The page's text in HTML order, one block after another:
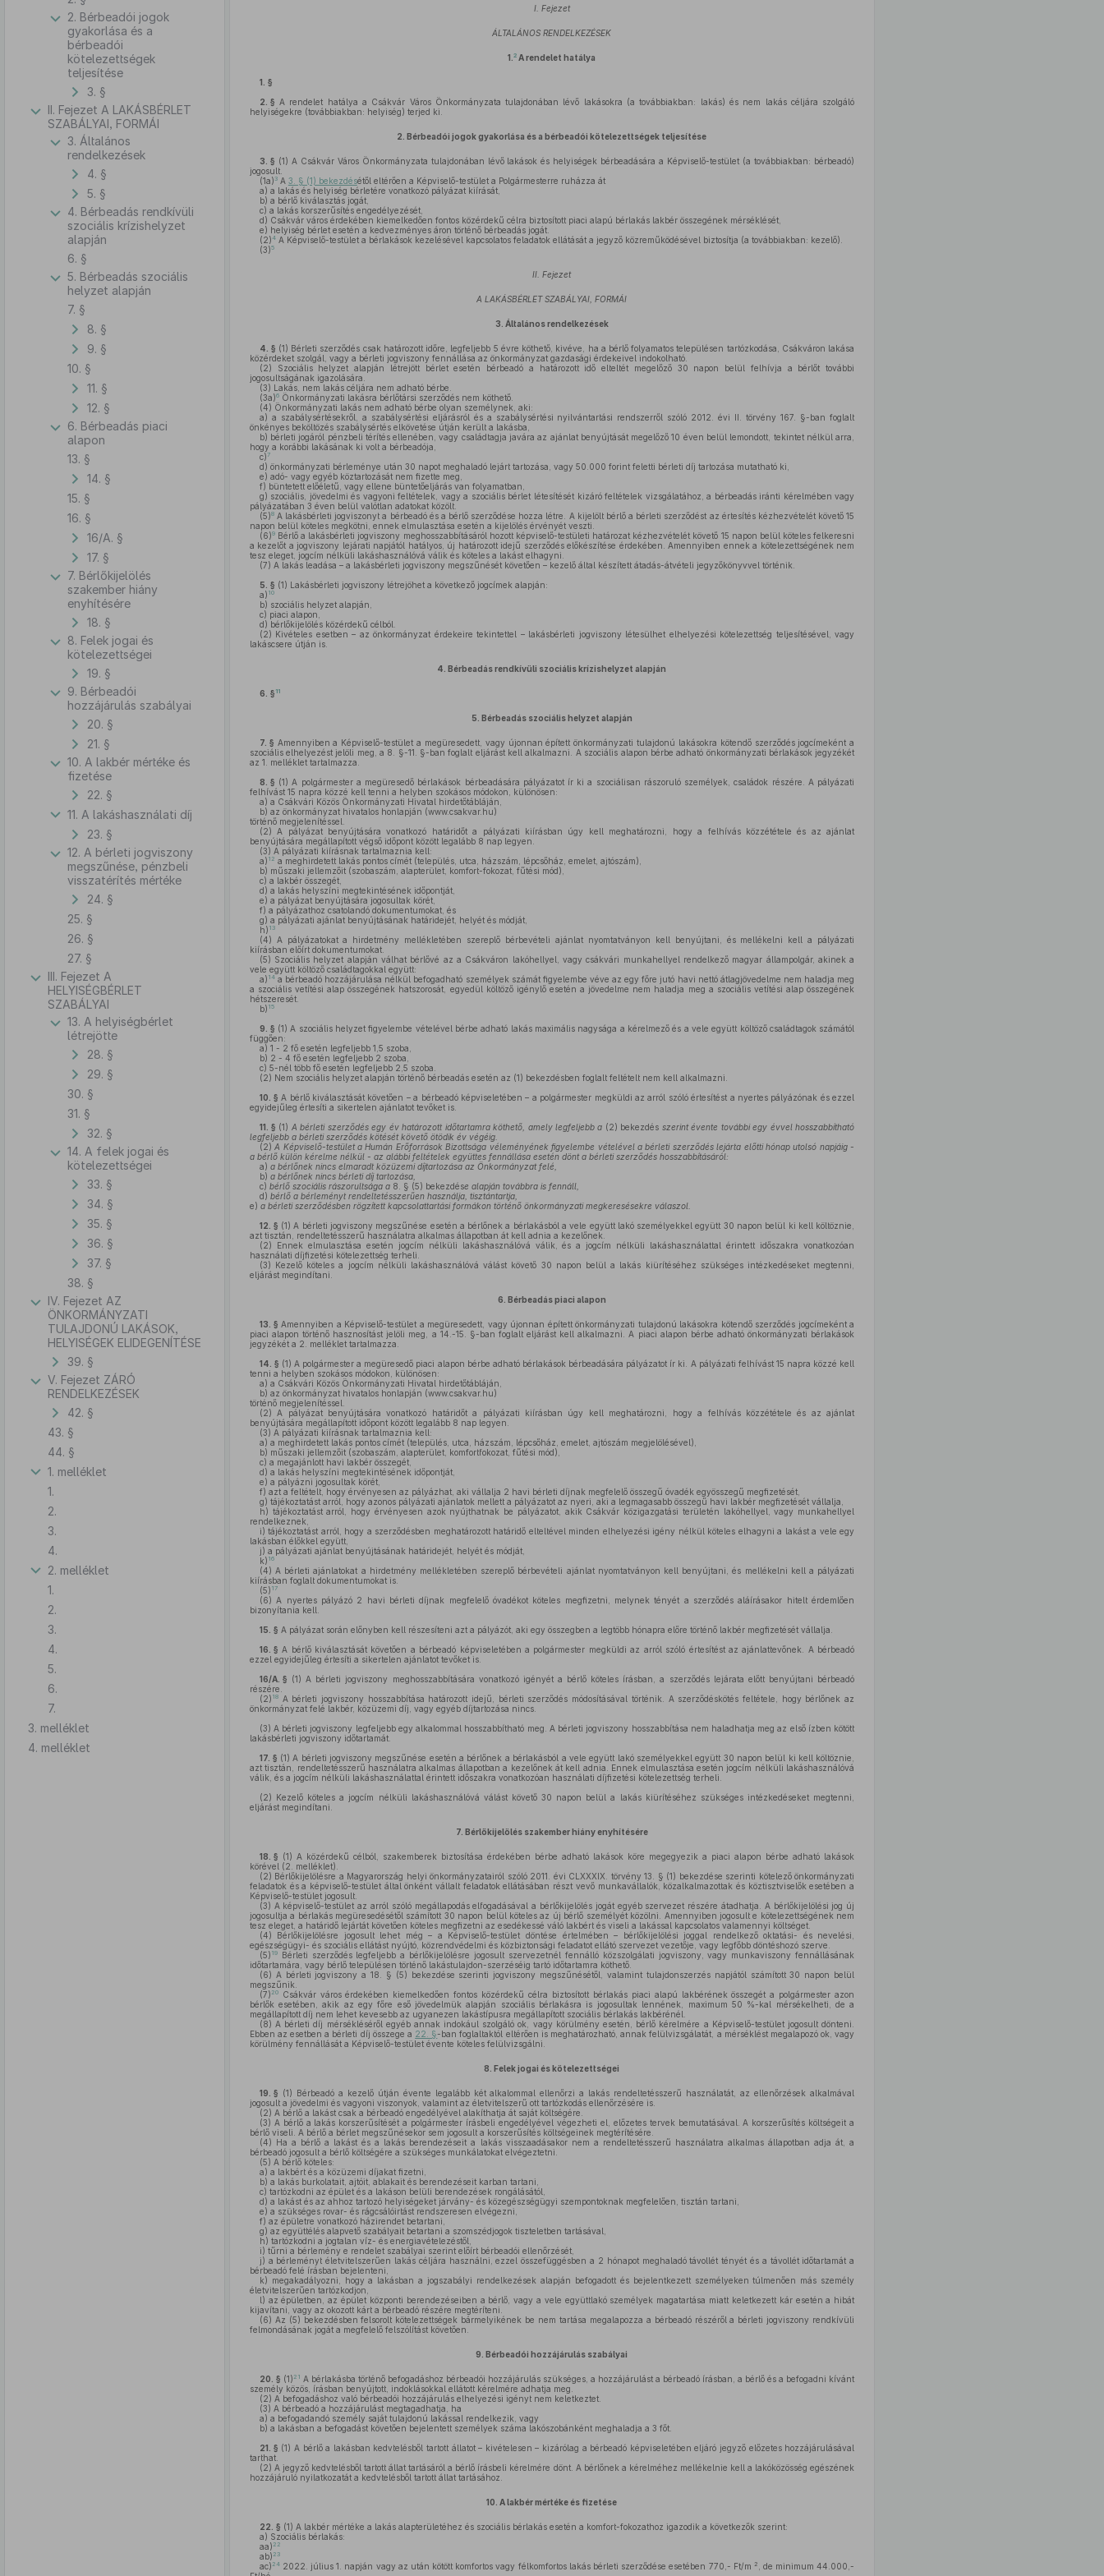
2. Bérbeadói jogok
gyakorlása és a
bérbeadói
kötelezettségek
teljesítése
3. §
II. Fejezet A LAKÁSBÉRLET
SZABÁLYAI, FORMÁI
3. Általános
rendelkezések
4. §
5. §
4. Bérbeadás rendkívüli
szociális krízishelyzet
alapján
6. §
5. Bérbeadás szociális
helyzet alapján
7. §
8. §
9. §
10. §
11. §
12. §
6. Bérbeadás piaci
alapon
13. §
14. §
15. §
16. §
16/A. §
17. §
7. Bérlőkijelölés
szakember hiány
enyhítésére
18. §
8. Felek jogai és
kötelezettségei
19. §
9. Bérbeadói
hozzájárulás szabályai
20. §
21. §
10. A lakbér mértéke és
fizetése
22. §
11. A lakáshasználati díj
23. §
12. A bérleti jogviszony
megszűnése, pénzbeli
visszatérítés mértéke
24. §
25. §
26. §
27. §
III. Fejezet A
HELYISÉGBÉRLET
SZABÁLYAI
13. A helyiségbérlet
létrejötte
28. §
29. §
30. §
31. §
32. §
14. A felek jogai és
kötelezettségei
33. §
34. §
35. §
36. §
37. §
38. §
IV. Fejezet AZ
ÖNKORMÁNYZATI
TULAJDONÚ LAKÁSOK,
HELYISÉGEK ELIDEGENÍTÉSE
39. §
V. Fejezet ZÁRÓ
RENDELKEZÉSEK
42. §
43. §
44. §
1. melléklet
1.
2.
3.
4.
2. melléklet
1.
2.
3.
4.
5.
6.
7.
3. melléklet
4. melléklet
I. Fejezet
ÁLTALÁNOS RENDELKEZÉSEK
1.2 A rendelet hatálya
1. §
2. § A rendelet hatálya a Csákvár Város Önkormányzata tulajdonában lévő lakásokra (a továbbiakban: lakás) és nem lakás céljára szolgáló
helyiségekre (továbbiakban: helyiség) terjed ki.
2. Bérbeadói jogok gyakorlása és a bérbeadói kötelezettségek teljesítése
3. § (1) A Csákvár Város Önkormányzata tulajdonában lévő lakások és helyiségek bérbeadására a Képviselő-testület (a továbbiakban: bérbeadó)
jogosult.
(1a) 3A 3. § (1) bekezdésétől eltérően a Képviselő-testület a Polgármesterre ruházza át
a) a lakás és helyiség bérletére vonatkozó pályázat kiírását,
b) a bérlő kiválasztás jogát,
c) a lakás korszerűsítés engedélyezését,
d) Csákvár város érdekében kiemelkedően fontos közérdekű célra biztosított piaci alapú bérlakás lakbér összegének mérséklését,
e) helyiség bérlet esetén a kedvezményes áron történő bérbeadás jogát.
(2)4A Képviselő-testület a bérlakások kezelésével kapcsolatos feladatok ellátását a jegyző közreműködésével biztosítja (a továbbiakban: kezelő).
(3)5
II. Fejezet
A LAKÁSBÉRLET SZABÁLYAI, FORMÁI
3. Általános rendelkezések
4. § (1) Bérleti szerződés csak határozott időre, legfeljebb 5 évre köthető, kivéve, ha a bérlő folyamatos településen tartózkodása, Csákváron lakása
közérdeket szolgál, vagy a bérleti jogviszony fennállása az önkormányzat gazdasági érdekeivel indokolható.
(2) Szociális helyzet alapján létrejött bérlet esetén bérbeadó a határozott idő elteltét megelőző 30 napon belül felhívja a bérlőt további
jogosultságának igazolására.
(3) Lakás, nem lakás céljára nem adható bérbe.
(3a)6Önkormányzati lakásra bérlőtársi szerződés nem köthető.
(4) Önkormányzati lakás nem adható bérbe olyan személynek, aki:
a) a szabálysértésekről, a szabálysértési eljárásról és a szabálysértési nyilvántartási rendszerről szóló 2012. évi II. törvény 167. §-ban foglalt
önkényes beköltözés szabálysértés elkövetése útján került a lakásba,
b) bérleti jogáról pénzbeli térítés ellenében, vagy családtagja javára az ajánlat benyújtását megelőző 10 éven belül lemondott, tekintet nélkül arra,
hogy a korábbi lakásának ki volt a bérbeadója,
c)7
d) önkormányzati bérleménye után 30 napot meghaladó lejárt tartozása, vagy 50.000 forint feletti bérleti díj tartozása mutatható ki,
e) adó- vagy egyéb köztartozását nem fizette meg,
f) büntetett előéletű, vagy ellene büntetőeljárás van folyamatban,
g) szociális, jövedelmi és vagyoni feltételek, vagy a szociális bérlet létesítését kizáró feltételek vizsgálatához, a bérbeadás iránti kérelmében vagy
pályázatában 3 éven belül valótlan adatokat közölt.
(5)8A lakásbérleti jogviszonyt a bérbeadó és a bérlő szerződése hozza létre. A kijelölt bérlő a bérleti szerződést az értesítés kézhezvételét követő 15
napon belül köteles megkötni, ennek elmulasztása esetén a kijelölés érvényét veszti.
(6)9Bérlő a lakásbérleti jogviszony meghosszabbításáról hozott képviselő-testületi határozat kézhezvételét követő 15 napon belül köteles felkeresni
a kezelőt a jogviszony lejárati napjától hatályos, új határozott idejű szerződés előkészítése érdekében. Amennyiben ennek a kötelezettségének nem
tesz eleget, jogcím nélküli lakáshasználóvá válik és köteles a lakást elhagyni.
(7) A lakás leadása – a lakásbérleti jogviszony megszűnését követően – kezelő által készített átadás-átvételi jegyzőkönyvvel történik.
5. § (1) Lakásbérleti jogviszony létrejöhet a következő jogcímek alapján:
a) 10
b) szociális helyzet alapján,
c) piaci alapon,
d) bérlőkijelölés közérdekű célból.
(2) Kivételes esetben – az önkormányzat érdekeire tekintettel – lakásbérleti jogviszony létesülhet elhelyezési kötelezettség teljesítésével, vagy
lakáscsere útján is.
4. Bérbeadás rendkívüli szociális krízishelyzet alapján
6. § 11
5. Bérbeadás szociális helyzet alapján
7. § Amennyiben a Képviselő-testület a megüresedett, vagy újonnan épített önkormányzati tulajdonú lakásokra kötendő szerződés jogcímeként a
szociális elhelyezést jelöli meg, a 8. §-11. §-ban foglalt eljárást kell alkalmazni. A szociális alapon bérbe adható önkormányzati bérlakások jegyzékét
az 1. melléklet tartalmazza.
8. § (1) A polgármester a megüresedő bérlakások bérbeadására pályázatot ír ki a szociálisan rászoruló személyek, családok részére. A pályázati
felhívást 15 napra közzé kell tenni a helyben szokásos módokon, különösen:
a) a Csákvári Közös Önkormányzati Hivatal hirdetőtábláján,
b) az önkormányzat hivatalos honlapján (www.csakvar.hu)
történő megjelenítéssel.
(2) A pályázat benyújtására vonatkozó határidőt a pályázati kiírásban úgy kell meghatározni, hogy a felhívás közzététele és az ajánlat
benyújtására megállapított végső időpont között legalább 8 nap legyen.
(3) A pályázati kiírásnak tartalmaznia kell:
a) 12 a meghirdetett lakás pontos címét (település, utca, házszám, lépcsőház, emelet, ajtószám),
b) műszaki jellemzőit (szobaszám, alapterület, komfort-fokozat, fűtési mód),
c) a lakbér összegét,
d) a lakás helyszíni megtekintésének időpontját,
e) a pályázat benyújtására jogosultak körét,
f) a pályázathoz csatolandó dokumentumokat, és
g) a pályázati ajánlat benyújtásának határidejét, helyét és módját,
h) 13
(4) A pályázatokat a hirdetmény mellékletében szereplő bérbevételi ajánlat nyomtatványon kell benyújtani, és mellékelni kell a pályázati
kiírásban előírt dokumentumokat.
(5) Szociális helyzet alapján válhat bérlővé az a Csákváron lakóhellyel, vagy csákvári munkahellyel rendelkező magyar állampolgár, akinek a
vele együtt költöző családtagokkal együtt:
a) 14a bérbeadó hozzájárulása nélkül befogadható személyek számát figyelembe véve az egy főre jutó havi nettó átlagjövedelme nem haladja meg
a szociális vetítési alap összegének hatszorosát, egyedül költöző igénylő esetén a jövedelme nem haladja meg a szociális vetítési alap összegének
hétszeresét.
b) 15
9. § (1) A szociális helyzet figyelembe vételével bérbe adható lakás maximális nagysága a kérelmező és a vele együtt költöző családtagok számától
függően:
a) 1 - 2 fő esetén legfeljebb 1,5 szoba,
b) 2 - 4 fő esetén legfeljebb 2 szoba,
c) 5-nél több fő esetén legfeljebb 2,5 szoba.
(2) Nem szociális helyzet alapján történő bérbeadás esetén az (1) bekezdésben foglalt feltételt nem kell alkalmazni.
10. § A bérlő kiválasztását követően – a bérbeadó képviseletében – a polgármester megküldi az arról szóló értesítést a nyertes pályázónak és ezzel
egyidejűleg értesíti a sikertelen ajánlatot tevőket is.
11. § (1) A bérleti szerződés egy év határozott időtartamra köthető, amely legfeljebb a (2) bekezdés szerint évente további egy évvel hosszabbítható
legfeljebb a bérleti szerződés kötését követő ötödik év végéig.
(2) A Képviselő-testület a Humán Erőforrások Bizottsága véleményének figyelembe vételével a bérleti szerződés lejárta előtti hónap utolsó napjáig -
a bérlő külön kérelme nélkül - az alábbi feltételek együttes fennállása esetén dönt a bérleti szerződés hosszabbításáról:
a) a bérlőnek nincs elmaradt közüzemi díjtartozása az Önkormányzat felé,
b) a bérlőnek nincs bérleti díj tartozása,
c) bérlő szociális rászorultsága a 8. § (5) bekezdése alapján továbbra is fennáll,
d) bérlő a bérleményt rendeltetésszerűen használja, tisztántartja,
e) a bérleti szerződésben rögzített kapcsolattartási formákon történő önkormányzati megkeresésekre válaszol.
12. § (1) A bérleti jogviszony megszűnése esetén a bérlőnek a bérlakásból a vele együtt lakó személyekkel együtt 30 napon belül ki kell költöznie,
azt tisztán, rendeltetésszerű használatra alkalmas állapotban át kell adnia a kezelőnek.
(2) Ennek elmulasztása esetén jogcím nélküli lakáshasználóvá válik, és a jogcím nélküli lakáshasználattal érintett időszakra vonatkozóan
használati díjfizetési kötelezettség terheli.
(3) Kezelő köteles a jogcím nélküli lakáshasználóvá válást követő 30 napon belül a lakás kiürítéséhez szükséges intézkedéseket megtenni,
eljárást megindítani.
6. Bérbeadás piaci alapon
13. § Amennyiben a Képviselő-testület a megüresedett, vagy újonnan épített önkormányzati tulajdonú lakásokra kötendő szerződés jogcímeként a
piaci alapon történő hasznosítást jelöli meg, a 14.-15. §-ban foglalt eljárást kell alkalmazni. A piaci alapon bérbe adható önkormányzati bérlakások
jegyzékét a 2. melléklet tartalmazza.
14. § (1) A polgármester a megüresedő piaci alapon bérbe adható bérlakások bérbeadására pályázatot ír ki. A pályázati felhívást 15 napra közzé kell
tenni a helyben szokásos módokon, különösen:
a) a Csákvári Közös Önkormányzati Hivatal hirdetőtábláján,
b) az önkormányzat hivatalos honlapján (www.csakvar.hu)
történő megjelenítéssel.
(2) A pályázat benyújtására vonatkozó határidőt a pályázati kiírásban úgy kell meghatározni, hogy a felhívás közzététele és az ajánlat
benyújtására megállapított időpont között legalább 8 nap legyen.
(3) A pályázati kiírásnak tartalmaznia kell:
a) a meghirdetett lakás pontos címét (település, utca, házszám, lépcsőház, emelet, ajtószám megjelölésével),
b) műszaki jellemzőit (szobaszám, alapterület, komfortfokozat, fűtési mód),
c) a megajánlott havi lakbér összegét,
d) a lakás helyszíni megtekintésének időpontját,
e) a pályázni jogosultak körét,
f) azt a feltételt, hogy érvényesen az pályázhat, aki vállalja 2 havi bérleti díjnak megfelelő összegű óvadék egyösszegű megfizetését,
g) tájékoztatást arról, hogy azonos pályázati ajánlatok mellett a pályázatot az nyeri, aki a legmagasabb összegű havi lakbér megfizetését vállalja,
h) tájékoztatást arról, hogy érvényesen azok nyújthatnak be pályázatot, akik Csákvár közigazgatási területén lakóhellyel, vagy munkahellyel
rendelkeznek,
i) tájékoztatást arról, hogy a szerződésben meghatározott határidő elteltével minden elhelyezési igény nélkül köteles elhagyni a lakást a vele egy
lakásban élőkkel együtt,
j) a pályázati ajánlat benyújtásának határidejét, helyét és módját,
k) 16
(4) A bérleti ajánlatokat a hirdetmény mellékletében szereplő bérbevételi ajánlat nyomtatványon kell benyújtani, és mellékelni kell a pályázati
kiírásban foglalt dokumentumokat is.
(5) 17
(6) A nyertes pályázó 2 havi bérleti díjnak megfelelő óvadékot köteles megfizetni, melynek tényét a szerződés aláírásakor hitelt érdemlően
bizonyítania kell.
15. § A pályázat során előnyben kell részesíteni azt a pályázót, aki egy összegben a legtöbb hónapra előre történő lakbér megfizetését vállalja.
16. § A bérlő kiválasztását követően a bérbeadó képviseletében a polgármester megküldi az arról szóló értesítést az ajánlattevőnek. A bérbeadó
ezzel egyidejűleg értesíti a sikertelen ajánlatot tevőket is.
16/A. § (1) A bérleti jogviszony meghosszabbítására vonatkozó igényét a bérlő köteles írásban, a szerződés lejárata előtt benyújtani bérbeadó
részére.
(2) 18A bérleti jogviszony hosszabbítása határozott idejű, bérleti szerződés módosításával történik. A szerződéskötés feltétele, hogy bérlőnek az
önkormányzat felé lakbér, közüzemi díj, vagy egyéb díjtartozása nincs.
(3) A bérleti jogviszony legfeljebb egy alkalommal hosszabbítható meg. A bérleti jogviszony hosszabbítása nem haladhatja meg az első ízben kötött
lakásbérleti jogviszony időtartamát.
17. § (1) A bérleti jogviszony megszűnése esetén a bérlőnek a bérlakásból a vele együtt lakó személyekkel együtt 30 napon belül ki kell költöznie,
azt tisztán, rendeltetésszerű használatra alkalmas állapotban a kezelőnek át kell adnia. Ennek elmulasztása esetén jogcím nélküli lakáshasználóvá
válik, és a jogcím nélküli lakáshasználattal érintett időszakra vonatkozóan használati díjfizetési kötelezettség terheli.
(2) Kezelő köteles a jogcím nélküli lakáshasználóvá válást követő 30 napon belül a lakás kiürítéséhez szükséges intézkedéseket megtenni,
eljárást megindítani.
7. Bérlőkijelölés szakember hiány enyhítésére
18. § (1) A közérdekű célból, szakemberek biztosítása érdekében bérbe adható lakások köre megegyezik a piaci alapon bérbe adható lakások
körével (2. melléklet).
(2) Bérlőkijelölésre a Magyarország helyi önkormányzatairól szóló 2011. évi CLXXXIX. törvény 13. § (1) bekezdése szerinti kötelező önkormányzati
feladatok és a képviselő-testület által önként vállalt feladatok ellátásában részt vevő munkavállalók, közalkalmazottak és köztisztviselők esetében a
Képviselő-testület jogosult.
(3) A képviselő-testület az arról szóló megállapodás elfogadásával a bérlőkijelölés jogát egyéb szervezet részére átadhatja. A bérlőkijelölési jog új
jogosultja a bérlakás megüresedésétől számított 30 napon belül köteles az új bérlő személyét közölni. Amennyiben jogosult e kötelezettségének nem
tesz eleget, a határidő lejártát követően köteles megfizetni az esedékessé váló lakbért és viseli a lakással kapcsolatos valamennyi költséget.
(4) Bérlőkijelölésre jogosult lehet még – a Képviselő-testület döntése értelmében – bérlőkijelölési joggal rendelkező oktatási- és nevelési,
egészségügyi- és szociális ellátást nyújtó, közrendvédelmi és közbiztonsági feladatot ellátó szervezet vezetője, vagy legfőbb döntéshozó szerve.
(5) 19Bérleti szerződés legfeljebb a bérlőkijelölésre jogosult szervezetnél fennálló közszolgálati jogviszony, vagy munkaviszony fennállásának
időtartamára, vagy bérlő településen történő lakástulajdon-szerzéséig tartó időtartamra köthető.
(6) A bérleti jogviszony a 18. § (5) bekezdése szerinti jogviszony megszűnésétől, valamint tulajdonszerzés napjától számított 30 napon belül
megszűnik.
(7) 20Csákvár város érdekében kiemelkedően fontos közérdekű célra biztosított bérlakás piaci alapú lakbérének összegét a polgármester azon
bérlők esetében, akik az egy főre eső jövedelmük alapján szociális bérlakásra is jogosultak lennének, maximum 50 %-kal mérsékelheti, de a
megállapított díj nem lehet kevesebb az ugyanezen lakástípusra megállapított szociális bérlakás lakbérénél.
(8) A bérleti díj mérsékléséről egyéb annak indokául szolgáló ok, vagy körülmény esetén, bérlő kérelmére a Képviselő-testület jogosult dönteni.
Ebben az esetben a bérleti díj összege a 22. §-ban foglaltaktól eltérően is meghatározható, annak felülvizsgálatát, a mérséklést megalapozó ok, vagy
körülmény fennállását a Képviselő-testület évente köteles felülvizsgálni.
8. Felek jogai és kötelezettségei
19. § (1) Bérbeadó a kezelő útján évente legalább két alkalommal ellenőrzi a lakás rendeltetésszerű használatát, az ellenőrzések alkalmával
jogosult a jövedelmi és vagyoni viszonyok, valamint az életvitelszerű ott tartózkodás ellenőrzésére is.
(2) A bérlő a lakást csak a bérbeadó engedélyével alakíthatja át saját költségére.
(3) A bérlő a lakás korszerűsítését a polgármester írásbeli engedélyével végezheti el, előzetes tervek bemutatásával. A korszerűsítés költségeit a
bérlő viseli. A bérlő a bérlet megszűnésekor sem jogosult a korszerűsítés költségeinek megtérítésére.
(4) Ha a bérlő a lakást és a lakás berendezéseit a lakás visszaadásakor nem a rendeltetésszerű használatra alkalmas állapotban adja át, a
bérbeadó jogosult a bérlő költségére a szükséges munkálatokat elvégeztetni.
(5) A bérlő köteles:
a) a lakbért és a közüzemi díjakat fizetni,
b) a lakás burkolatait, ajtóit, ablakait és berendezéseit karban tartani,
c) tartózkodni az épület és a lakáson belüli berendezések rongálásától,
d) a lakást és az ahhoz tartozó helyiségeket járvány- és közegészségügyi szempontoknak megfelelően, tisztán tartani,
e) a szükséges rovar- és rágcsálóirtást rendszeresen elvégezni,
f) az épületre vonatkozó házirendet betartani,
g) az együttélés alapvető szabályait betartani a szomszédjogok tiszteletben tartásával,
h) tartózkodni a jogtalan víz- és energiavételezéstől,
i) tűrni a bérlemény e rendelet szabályai szerint előírt bérbeadói ellenőrzését,
j) a bérleményt életvitelszerűen lakás céljára használni, ezzel összefüggésben a 2 hónapot meghaladó távollét tényét és a távollét időtartamát a
bérbeadó felé írásban bejelenteni,
k) megakadályozni, hogy a lakásban a jogszabályi rendelkezések alapján befogadott és bejelentkezett személyeken túlmenően más személy
életvitelszerűen tartózkodjon,
l) az épületben, az épület központi berendezéseiben a bérlő, vagy a vele együttlakó személyek magatartása miatt keletkezett kár esetén a hibát
kijavítani, vagy az okozott kárt a bérbeadó részére megtéríteni.
(6) Az (5) bekezdésben felsorolt kötelezettségek bármelyikének be nem tartása megalapozza a bérbeadó részéről a bérleti jogviszony rendkívüli
felmondásának jogát a megfelelő felszólítást követően.
9. Bérbeadói hozzájárulás szabályai
20. § (1) 21 A bérlakásba történő befogadáshoz bérbeadói hozzájárulás szükséges, a hozzájárulást a bérbeadó írásban, a bérlő és a befogadni kívánt
személy közös, írásban benyújtott, indoklásokkal ellátott kérelmére adhatja meg.
(2) A befogadáshoz való bérbeadói hozzájárulás elhelyezési igényt nem keletkeztet.
(3) A bérbeadó a hozzájárulást megtagadhatja, ha
a) a befogadandó személy saját tulajdonú lakással rendelkezik, vagy
b) a lakásban a befogadást követően bejelentett személyek száma lakószobánként meghaladja a 3 főt.
21. § (1) A bérlő a lakásban kedvtelésből tartott állatot – kivételesen – kizárólag a bérbeadó képviseletében eljáró jegyző előzetes hozzájárulásával
tarthat.
(2) A jegyző kedvtelésből tartott állat tartásáról a bérlő írásbeli kérelmére dönt. A bérlőnek a kérelméhez mellékelnie kell a lakóközösség egészének
hozzájáruló nyilatkozatát a kedvtelésből tartott állat tartásához.
10. A lakbér mértéke és fizetése
22. § (1) A lakbér mértéke a lakás alapterületéhez és szociális bérlakás esetén a komfort-fokozathoz igazodik a következők szerint:
a) Szociális bérlakás:
aa) 22
ab) 23
ac) 242022. július 1. napján vagy az után kötött komfortos vagy félkomfortos lakás bérleti szerződése esetében 770,- Ft/m 2
, de minimum 44.000,-